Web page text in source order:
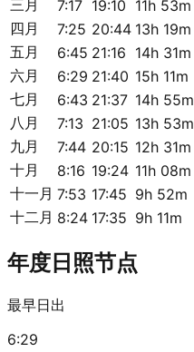
三月 7:17 19:10 11h 53m
四月
7:25 20:44 13h 19m
五月
6:45 21:16 14h 31m
六月
6:29 21:40 15h 11m
七月
6:43 21:37 14h 55m
八月
7:13 21:05 13h 53m
九月
7:44 20:15 12h 31m
十月
8:16 19:24 11h 08m
十一月 7:53 17:45 9h 52m
十二月 8:24 17:35 9h 11m
年度日照节点
最早日出
6:29